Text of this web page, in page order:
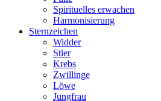
Spirituelles erwachen
Harmonisierung
Sternzeichen
Widder
Stier
Krebs
Zwillinge
Löwe
Jungfrau